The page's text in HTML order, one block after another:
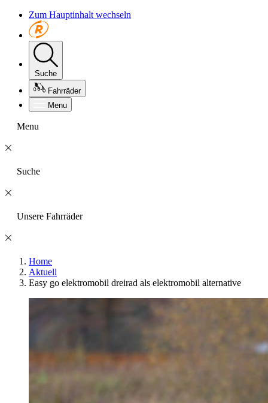
Zum Hauptinhalt wechseln
Suche
Fahrräder
Menu
Menu
Suche
Unsere Fahrräder
Home
Aktuell
Easy go elektromobil dreirad als elektromobil alternative